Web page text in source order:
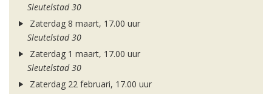
Sleutelstad 30
Zaterdag 8 maart, 17.00 uur
Sleutelstad 30
Zaterdag 1 maart, 17.00 uur
Sleutelstad 30
Zaterdag 22 februari, 17.00 uur